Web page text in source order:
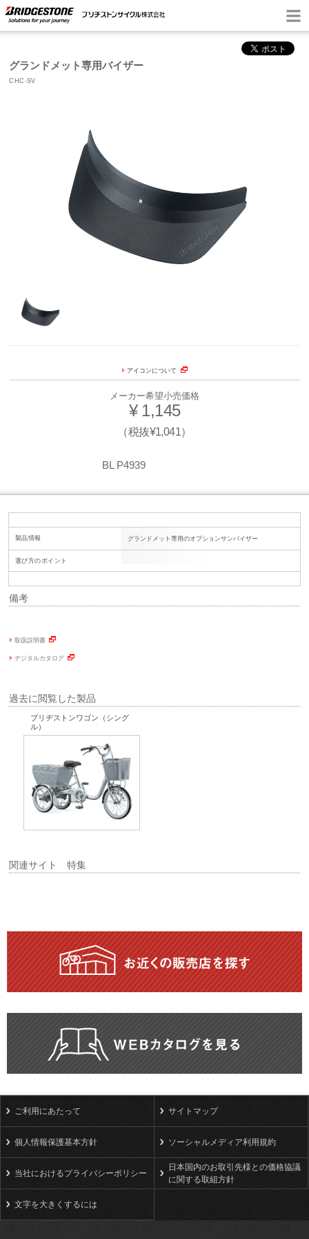
グランドメット専用バイザー
CHC-SV
アイコンについて
メーカー希望小売価格
¥ 1,145
（税抜¥1,041）
BL P4939
製品情報 グランドメット専用のオプションサンバイザー
選び方のポイント
備考
取扱説明書
デジタルカタログ
過去に閲覧した製品
ブリヂストンワゴン（シング
ル）
関連サイト 特集
ご利用にあたって サイトマップ
個人情報保護基本方針 ソーシャルメディア利用規約
当社におけるプライバシーポリシー
日本国内のお取引先様との価格協議
に関する取組方針
文字を大きくするには